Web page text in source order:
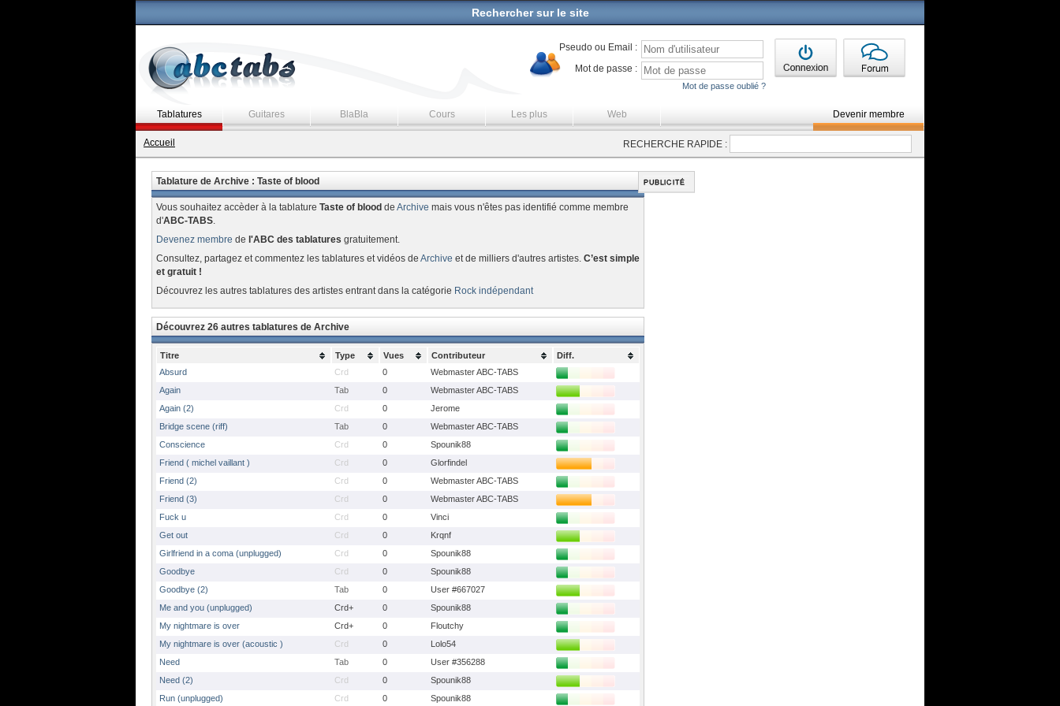
Rechercher sur le site
Pseudo ou Email :
Mot de passe :
Mot de passe oublié ?
Tablatures Guitares BlaBla Cours Les plus Web Devenir membre
Accueil RECHERCHE RAPIDE :
Tablature de Archive : Taste of blood
Vous souhaitez accèder à la tablature Taste of blood de Archive mais vous n'êtes pas identifié comme membre
d'ABC-TABS.
Devenez membre de l'ABC des tablatures gratuitement.
Consultez, partagez et commentez les tablatures et vidéos de Archive et de milliers d'autres artistes. C’est simple
et gratuit !
Découvrez les autres tablatures des artistes entrant dans la catégorie Rock indépendant
Découvrez 26 autres tablatures de Archive
Titre Type Vues Contributeur
Diff.
Absurd
Crd 0
Webmaster ABC-TABS
Again
Tab 0
Webmaster ABC-TABS
Again (2)
Crd 0
Jerome
Bridge scene (riff)
Tab 0
Webmaster ABC-TABS
Conscience
Crd 0
Spounik88
Friend ( michel vaillant )
Crd 0
Glorfindel
Friend (2)
Crd 0
Webmaster ABC-TABS
Friend (3)
Crd 0
Webmaster ABC-TABS
Fuck u
Crd 0
Vinci
Get out
Crd 0
Krqnf
Girlfriend in a coma (unplugged)
Crd 0
Spounik88
Goodbye
Crd 0
Spounik88
Goodbye (2)
Tab 0
User #667027
Me and you (unplugged)
Crd+ 0
Spounik88
My nightmare is over
Crd+ 0
Floutchy
My nightmare is over (acoustic )
Crd 0
Lolo54
Need
Tab 0
User #356288
Need (2)
Crd 0
Spounik88
Run (unplugged)
Crd 0 Spounik88